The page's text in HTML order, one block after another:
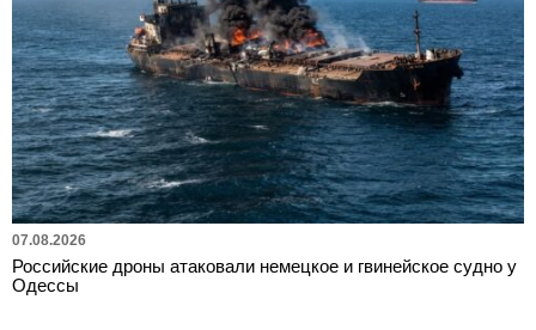
07.08.2026
Российские дроны атаковали немецкое и гвинейское судно у
Одессы